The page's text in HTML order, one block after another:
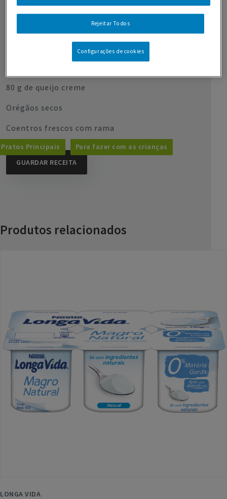
100 g de cogumelos
100 g de cenoura ralada
80 g de queijo creme
Orégãos secos
Coentros frescos com rama
GUARDAR RECEITA
Pratos Principais Para fazer com as crianças
Produtos relacionados
LONGA VIDA
Rejeitar Todos
Configurações de cookies